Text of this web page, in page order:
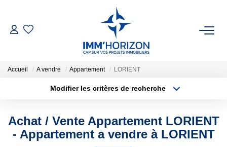
ACHETER
FAIRE GÉRER
Accueil A vendre Appartement LORIENT
Modifier les critères de recherche
Sélectionnez...
Type de bien
Surface min
Achat / Vente Appartement LORIENT
- Appartement a vendre à LORIENT